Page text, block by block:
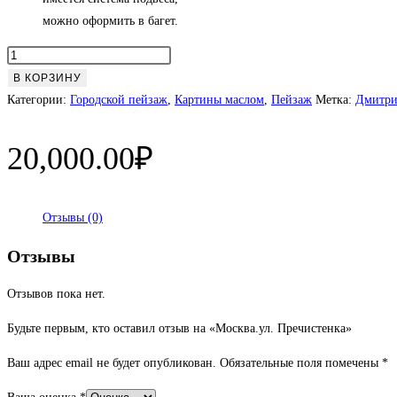
можно оформить в багет.
Количество
товара
Москва.ул.
В КОРЗИНУ
Категории: Городской пейзаж Картины маслом Пейзаж Метка:
20,000.00₽
Отзывы (0)
Отзывы
Отзывов пока нет.
Будьте первым, кто оставил отзыв на «Москва.ул. Пречистенка»
Ваш адрес email не будет опубликован. Обязательные поля помечены *